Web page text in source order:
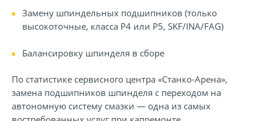
Замену шпиндельных подшипников (только
высокоточные, класса P4 или P5, SKF/INA/FAG)
Балансировку шпинделя в сборе
По статистике сервисного центра «Станко-Арена»,
замена подшипников шпинделя с переходом на
автономную систему смазки — одна из самых